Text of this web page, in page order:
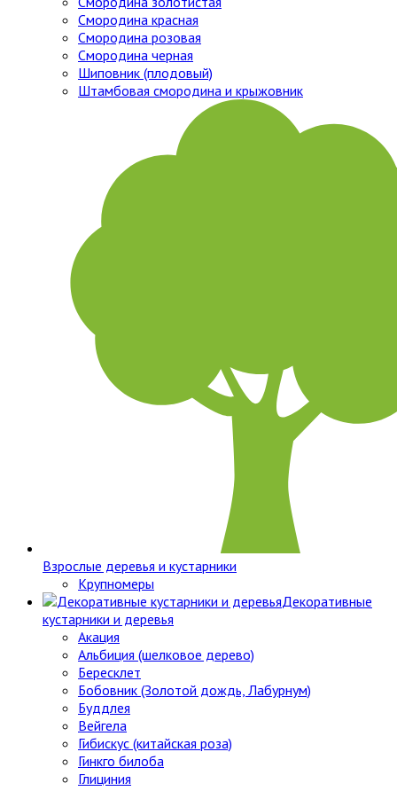
Смородина красная
Смородина розовая
Смородина черная
Шиповник (плодовый)
Штамбовая смородина и крыжовник
Взрослые деревья и кустарники
Крупномеры
Декоративные
кустарники и деревья
Акация
Альбиция (шелковое дерево)
Бересклет
Бобовник (Золотой дождь, Лабурнум)
Буддлея
Вейгела
Гибискус (китайская роза)
Гинкго билоба
Глициния